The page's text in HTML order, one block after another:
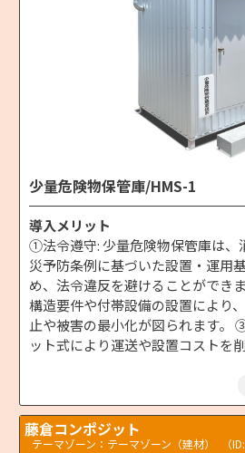
少量危険物保管庫/HMS-1
導入メリット
①法令遵守: 少量危険物保管庫は、
災予防条例に基づいた設置・運用
め、法令違反を避けることができ
構造要件や付帯設備の設置により
止や被害の最小化が図られます。
ット式により運送や設置コストを
藤倉コンポジット
テーマゾーン：テーマゾーン（建材） （